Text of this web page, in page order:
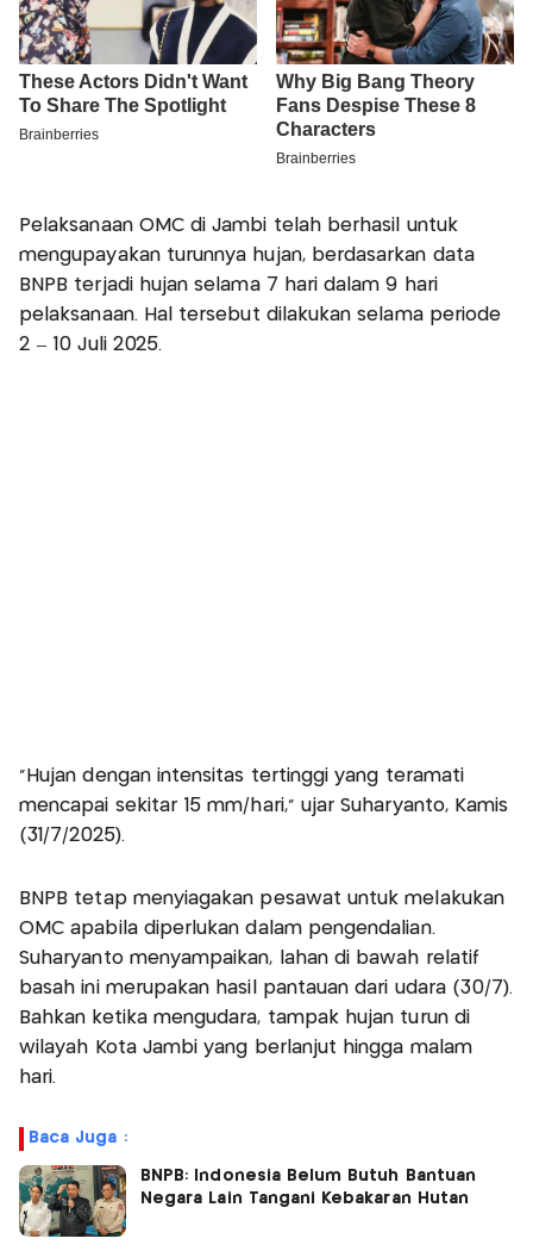
Pelaksanaan OMC di Jambi telah berhasil untuk
mengupayakan turunnya hujan, berdasarkan data
BNPB terjadi hujan selama 7 hari dalam 9 hari
pelaksanaan. Hal tersebut dilakukan selama periode
2 – 10 Juli 2025.
“Hujan dengan intensitas tertinggi yang teramati
mencapai sekitar 15 mm/hari,” ujar Suharyanto, Kamis
(31/7/2025).
BNPB tetap menyiagakan pesawat untuk melakukan
OMC apabila diperlukan dalam pengendalian.
Suharyanto menyampaikan, lahan di bawah relatif
basah ini merupakan hasil pantauan dari udara (30/7).
Bahkan ketika mengudara, tampak hujan turun di
wilayah Kota Jambi yang berlanjut hingga malam
hari.
Baca Juga :
BNPB: Indonesia Belum Butuh Bantuan
Negara Lain Tangani Kebakaran Hutan